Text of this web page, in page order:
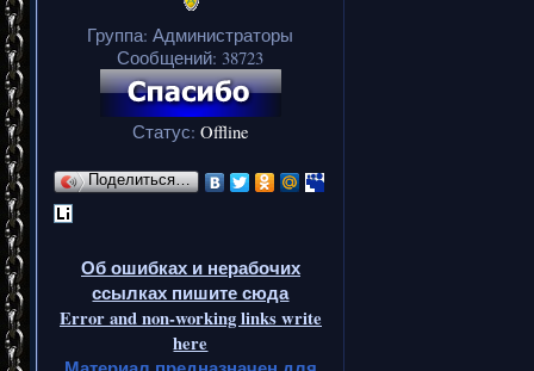
Группа: Администраторы
Сообщений: 38723
Статус: Offline
Поделиться…
Об ошибках и нерабочих
ссылках пишите сюда
Error and non-working links write
here